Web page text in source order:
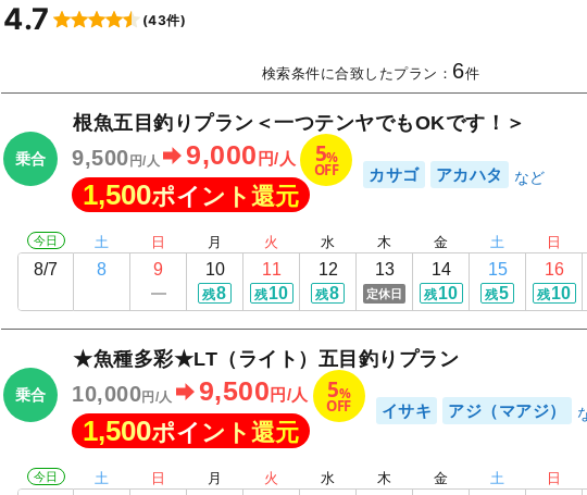
4.7 (43件)
検索条件に合致したプラン： 6件
乗合
根魚五目釣りプラン＜一つテンヤでもOKです！＞
9,500 円/人 9,000 円/人 5%
OFF
1,500ポイント還元
カサゴ アカハタ
今日
8/7
土
8
日
9
月
10
残8
火
11
残10
水
12
残8
木
13
定休日
金
14
残10
土
15
残5
日
16
残10
乗合
★魚種多彩★LT（ライト）五目釣りプラン
10,000円/人 9,500 円/人 5%
OFF
1,500ポイント還元
イサキ アジ（マアジ）
今日 土 日 月 火 水 木 金 土 日